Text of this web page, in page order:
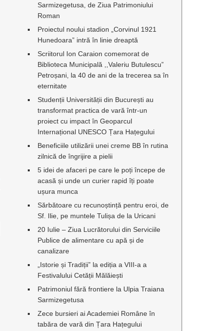
Sarmizegetusa, de Ziua Patrimoniului
Roman
Proiectul noului stadion „Corvinul 1921
Hunedoara” intră în linie dreaptă
Scriitorul Ion Caraion comemorat de
Biblioteca Municipală ,,Valeriu Butulescu”
Petroșani, la 40 de ani de la trecerea sa în
eternitate
Studenții Universității din București au
transformat practica de vară într-un
proiect cu impact în Geoparcul
Internațional UNESCO Țara Hațegului
Beneficiile utilizării unei creme BB în rutina
zilnică de îngrijire a pielii
5 idei de afaceri pe care le poți începe de
acasă și unde un curier rapid îți poate
ușura munca
Sărbătoare cu recunoștință pentru eroi, de
Sf. Ilie, pe muntele Tulișa de la Uricani
20 Iulie – Ziua Lucrătorului din Serviciile
Publice de alimentare cu apă și de
canalizare
„Istorie și Tradiții” la ediția a VIII-a a
Festivalului Cetății Mălăiești
Patrimoniul fără frontiere la Ulpia Traiana
Sarmizegetusa
Zece bursieri ai Academiei Române în
tabăra de vară din Țara Hațegului